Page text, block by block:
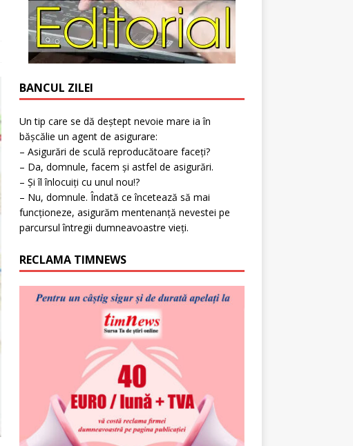
BANCUL ZILEI
Un tip care se dă deștept nevoie mare ia în
bășcălie un agent de asigurare:
– Asigurări de sculă reproducătoare faceți?
– Da, domnule, facem și astfel de asigurări.
– Și îl înlocuiți cu unul nou!?
– Nu, domnule. Îndată ce încetează să mai
funcționeze, asigurăm mentenanță nevestei pe
parcursul întregii dumneavoastre vieți.
RECLAMA TIMNEWS